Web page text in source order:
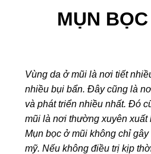
MỤN
Vùng da ở mũi là nơi tiết
nhiều bụi bẩn. Đây cũng là
và phát triển nhiều nhất. Đó
mũi là nơi thường xuyên xuất
Mụn bọc ở mũi không chỉ
mỹ. Nếu không điều trị kịp